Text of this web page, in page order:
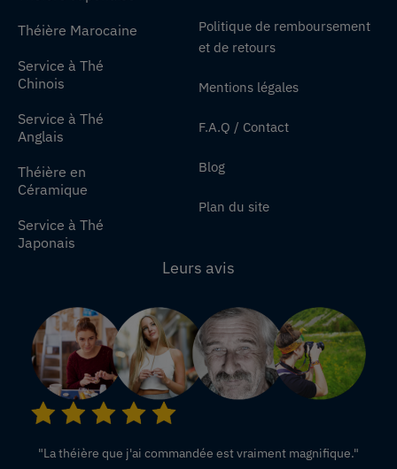
Théière Marocaine
Service à Thé
Chinois
Service à Thé
Anglais
Théière en
Céramique
Service à Thé
Japonais
Politique de remboursement
et de retours
Mentions légales
F.A.Q / Contact
Blog
Plan du site
Leurs avis
"La théière que j'ai commandée est vraiment magnifique."